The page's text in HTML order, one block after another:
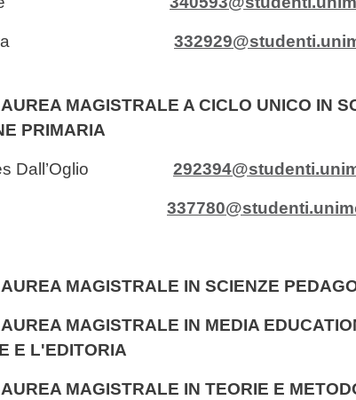
Chiara
MAGISTRALE A CICLO UNICO IN
PRIMARIA
Dall’Oglio
Varini
MAGISTRALE IN SCIENZE
MAGISTRALE IN MEDIA
E L'EDITORIA
MAGISTRALE IN TEORIE E